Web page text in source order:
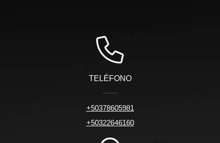
TELÉFONO
+50378605981
+50322646160